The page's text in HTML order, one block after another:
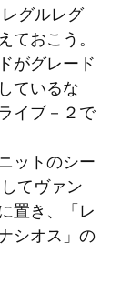
グルレグ
ておこう。
がグレード
ているな
イブ－２で
ットのシー
てヴァン
置き、「レ
シオス」の